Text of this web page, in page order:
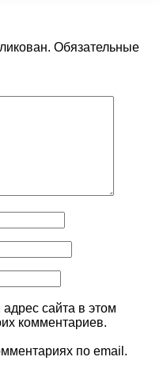
Обязательные
сайта в этом
комментариев.
по email.